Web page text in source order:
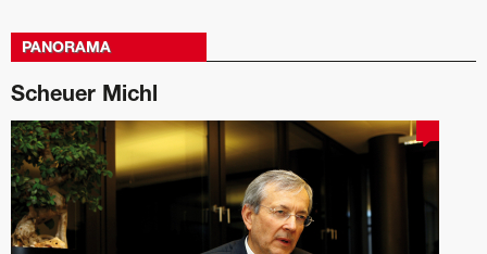
PANORAMA
Scheuer Michl